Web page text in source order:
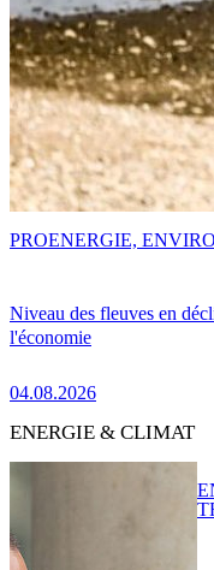
Niveau des fleuves en
l'économie
04.08.2026
PROENERGIE,
ENERGIE & CLIMAT